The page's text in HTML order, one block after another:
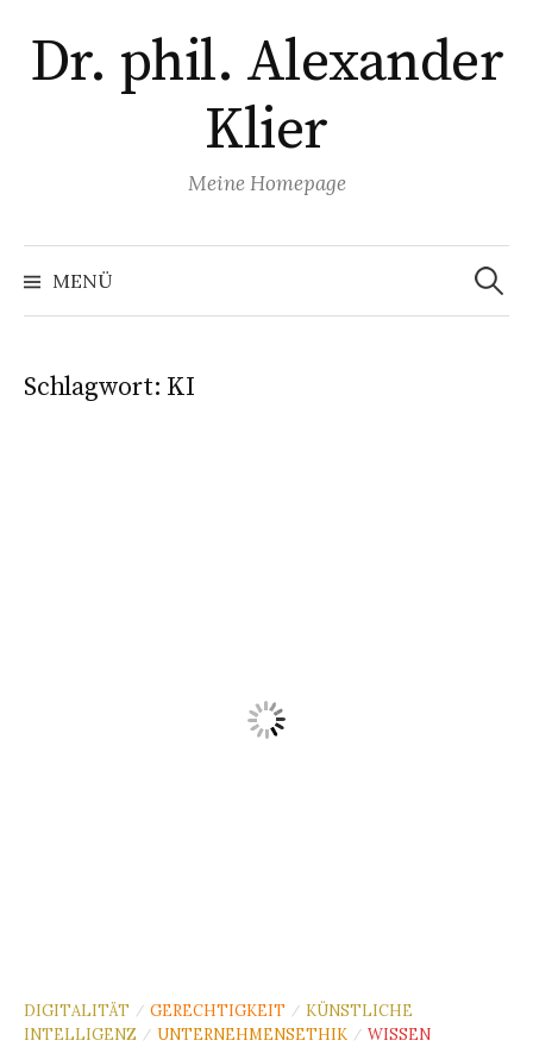
Inhalt
überspringen
Dr. phil. Alexander
Klier
Meine Homepage
MENÜ
Suchen
nach:
Schlagwort: KI
DIGITALITÄT / GERECHTIGKEIT / KÜNSTLICHE
INTELLIGENZ
/ UNTERNEHMENSETHIK / WISSEN